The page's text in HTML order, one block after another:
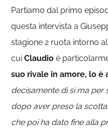
Partiamo dal primo
questa intervista a
stagione 2 ruota intorno
cui Claudio è
suo rivale in amore, lo è
decisamente di sì ma per
dopo aver preso la
che poi ha dato fine alla